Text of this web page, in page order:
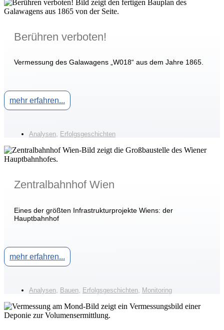
Berühren verboten!
Vermessung des Galawagens „W018“ aus dem Jahre 1865.
mehr erfahren...
Analysen, Erfolgsgeschichten
Zentralbahnhof Wien
Eines der größten Infrastrukturprojekte Wiens: der
Hauptbahnhof
mehr erfahren...
Analysen Bauen Erfolgsgeschichten Monitoring